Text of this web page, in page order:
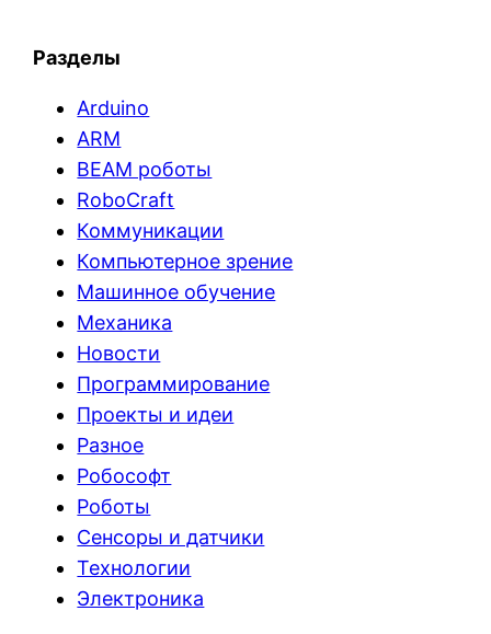
Разделы
Arduino
ARM
BEAM роботы
RoboCraft
Коммуникации
Компьютерное зрение
Машинное обучение
Механика
Новости
Программирование
Проекты и идеи
Разное
Робософт
Роботы
Сенсоры и датчики
Технологии
Электроника